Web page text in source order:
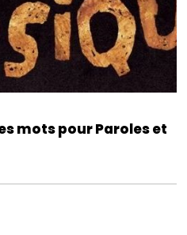
mots pour Paroles et